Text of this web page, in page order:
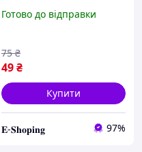
Button Stickers Orange
Готово до відправки
49₴
75 ₴
Купити
𝐄-𝐒𝐡𝐨𝐩𝐢𝐧𝐠 97%